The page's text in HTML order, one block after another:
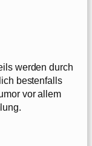
werden durch
bestenfalls
vor allem